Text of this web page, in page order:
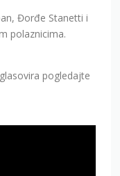
Đorđe Stanetti i
polaznicima.
pogledajte